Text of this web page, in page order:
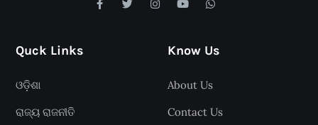
Quck Links
ଓଡ଼ିଶା
ରାଜ୍ୟ ରାଜନୀତି
Know Us
About Us
Contact Us